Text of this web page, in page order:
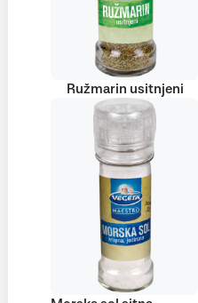
Ružmarin usitnjeni